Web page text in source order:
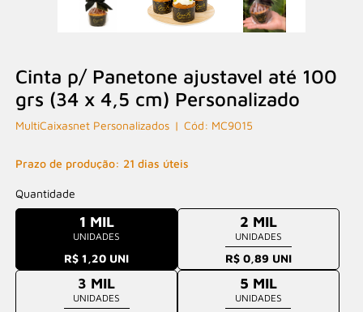
Cinta p/ Panetone ajustavel até 100
grs (34 x 4,5 cm) Personalizado
MultiCaixasnet Personalizados MC9015
Prazo de produção: 21 dias úteis
Quantidade
1 MIL
UNIDADES
R$ 1,20 UNI
2 MIL
UNIDADES
R$ 0,89 UNI
3 MIL
UNIDADES
5 MIL
UNIDADES